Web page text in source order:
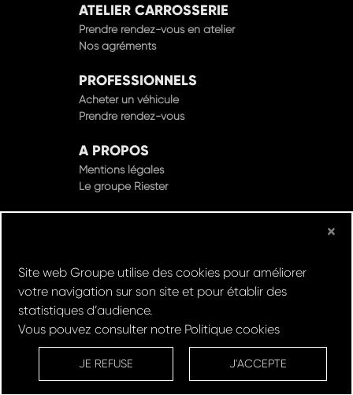
ATELIER CARROSSERIE
Prendre rendez-vous en atelier
Nos agréments
PROFESSIONNELS
Acheter un véhicule
Prendre rendez-vous
A PROPOS
Mentions légales
Le groupe Riester
© Groupe Riester 2022 - Tous droits réservés
Design & Développement par
Réserver un Rachat de
VOITURE
Louez un
VEHICULE
RDV en
×
Site web Groupe utilise des cookies pour améliorer
votre navigation sur son site et pour établir des
statistiques d’audience.
Vous pouvez consulter notre Politique cookies
J'ACCEPTE
JE REFUSE